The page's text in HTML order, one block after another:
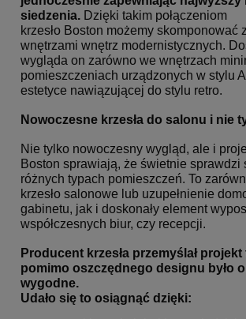
siedzenia. Dzięki takim połączeniom
krzesło Boston możemy skomponować
wnętrzami wnętrz modernistycznych.
wygląda on zarówno we wnętrzach
pomieszczeniach urządzonych w stylu
estetyce nawiązującej do stylu retro.
Nowoczesne krzesła do salonu i nie
Nie tylko nowoczesny wygląd, ale i
Boston sprawiają, że świetnie sprawdzi
różnych typach pomieszczeń. To
krzesło salonowe lub uzupełnienie
gabinetu, jak i doskonały element
współczesnych biur, czy recepcji.
Producent krzesła przemyślał projekt
pomimo oszczędnego designu było
wygodne.
Udało się to osiągnąć dzięki: